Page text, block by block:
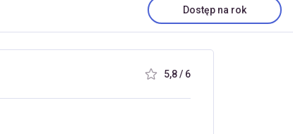
Dostęp na rok
5,8 / 6